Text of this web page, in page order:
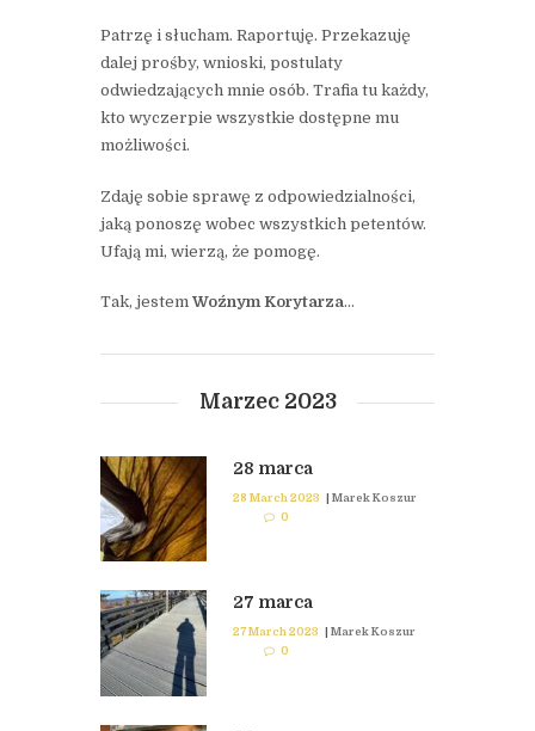
Patrzę i słucham. Raportuję. Przekazuję
dalej prośby, wnioski, postulaty
odwiedzających mnie osób. Trafia tu każdy,
kto wyczerpie wszystkie dostępne mu
możliwości.
Zdaję sobie sprawę z odpowiedzialności,
jaką ponoszę wobec wszystkich petentów.
Ufają mi, wierzą, że pomogę.
Tak, jestem Woźnym Korytarza…
Marzec 2023
28 marca
28 March 2023 | Marek Koszur
0
27 marca
27 March 2023 | Marek Koszur
0